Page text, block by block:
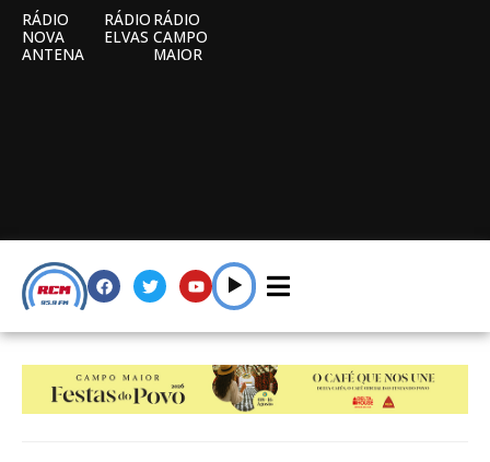
RÁDIO
NOVA
ANTENA
RÁDIO
ELVAS
RÁDIO
CAMPO
MAIOR